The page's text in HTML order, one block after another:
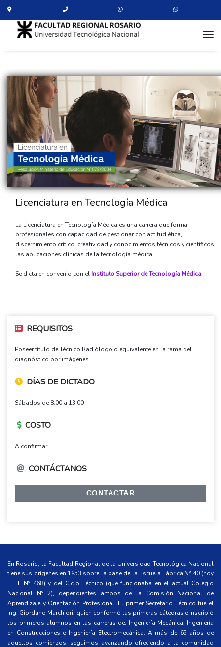
Licenciatura en Tecnología Médica
La Licenciatura en Tecnología Médica es una carrera que forma
profesionales con capacidad de gestionar con actitud ética,
discernimiento crítico, creatividad y conocimientos técnicos y científicos,
las aplicaciones clínicas de la tecnología médica.
Se dicta en convenio con el Instituto Superior de Tecnología Médica
REQUISITOS
Poseer título de Técnico Radiólogo o equivalente en la rama del
diagnóstico por imágenes.
DÍAS DE DICTADO
Sábados de 8:00 a 13:00
COSTO
A confirmar
CONTÁCTANOS
CONTACTAR
En Rosario, la Facultad Regional de la Universidad Tecnológica Nacional
tiene sus orígenes en 1953 sobre la base de la Escuela Fábrica N° 40 (hoy
E.E.T. N° 468) y del Ciclo Técnico (que funcionaba en el actual Colegio
Nacional N° 2), dependientes ambos de la Comisión Nacional de
Aprendizaje y Orientación Profesional. El primer Secretario Técnico fue el
Ing. Giordano Marchiori, quien conformó las primeras cátedras e inscribió
los primeros alumnos en las carreras de: Ingeniería Mecánica, Ingeniería
en Construcciones e Ingeniería Electromecánica. A más de 65 años de
aquellos comienzos, seguimos avanzando ofreciendo a la comunidad